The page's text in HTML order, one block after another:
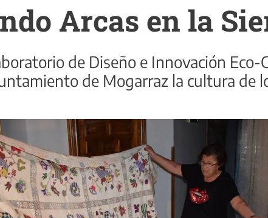
Arcas en la
de Diseño e Innovación
de Mogarraz la cultura de